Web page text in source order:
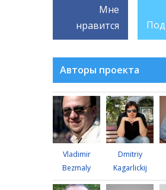
Мне
нравится
Авторы проекта
Vladimir
Bezmaly
Dmitriy
Kagarlickij